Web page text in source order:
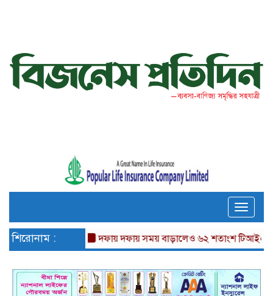
Toggle
শিরোনাম : দফায় দফায় সময় বাড়ালেও ৬২ শতাংশ টিআইএনধারী